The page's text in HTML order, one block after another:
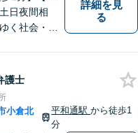
日夜間相
く社会・法
ビスを提供
鑽に努めて
軽にご相談
詳細を見
る
護士
小倉北
平和通駅から徒歩1
分